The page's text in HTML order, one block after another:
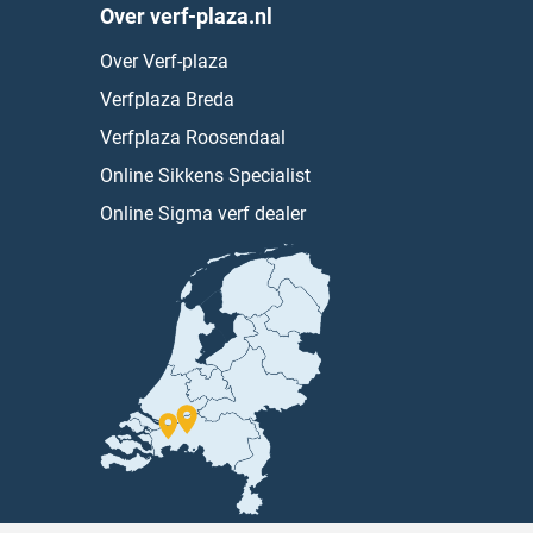
Over verf-plaza.nl
Over Verf-plaza
Verfplaza Breda
Verfplaza Roosendaal
Online Sikkens Specialist
Online Sigma verf dealer